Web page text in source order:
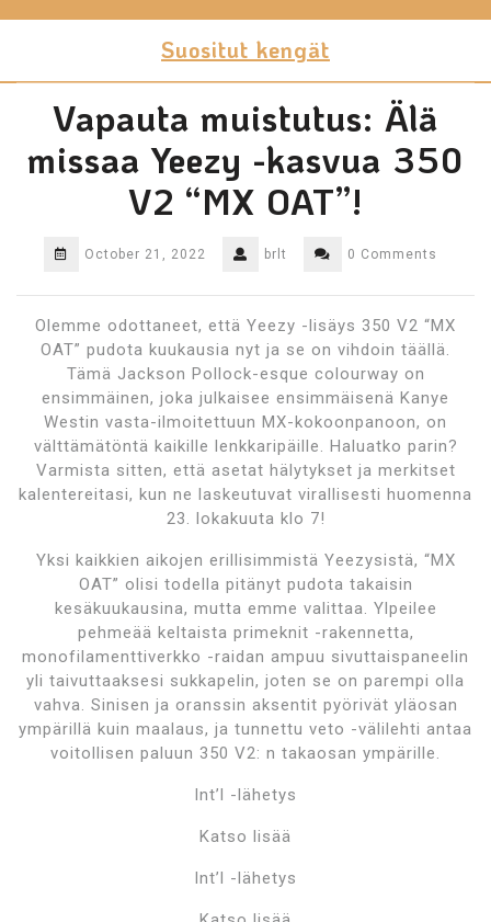
Suositut kengät
Vapauta muistutus: Älä
missaa Yeezy -kasvua 350
V2 “MX OAT”!
October 21, 2022 brlt 0 Comments
Olemme odottaneet, että Yeezy -lisäys 350 V2 “MX
OAT” pudota kuukausia nyt ja se on vihdoin täällä.
Tämä Jackson Pollock-esque colourway on
ensimmäinen, joka julkaisee ensimmäisenä Kanye
Westin vasta-ilmoitettuun MX-kokoonpanoon, on
välttämätöntä kaikille lenkkaripäille. Haluatko parin?
Varmista sitten, että asetat hälytykset ja merkitset
kalentereitasi, kun ne laskeutuvat virallisesti huomenna
23. lokakuuta klo 7!
Yksi kaikkien aikojen erillisimmistä Yeezysistä, “MX
OAT” olisi todella pitänyt pudota takaisin
kesäkuukausina, mutta emme valittaa. Ylpeilee
pehmeää keltaista primeknit -rakennetta,
monofilamenttiverkko -raidan ampuu sivuttaispaneelin
yli taivuttaaksesi sukkapelin, joten se on parempi olla
vahva. Sinisen ja oranssin aksentit pyörivät yläosan
ympärillä kuin maalaus, ja tunnettu veto -välilehti antaa
voitollisen paluun 350 V2: n takaosan ympärille.
Int’l -lähetys
Katso lisää
Int’l -lähetys